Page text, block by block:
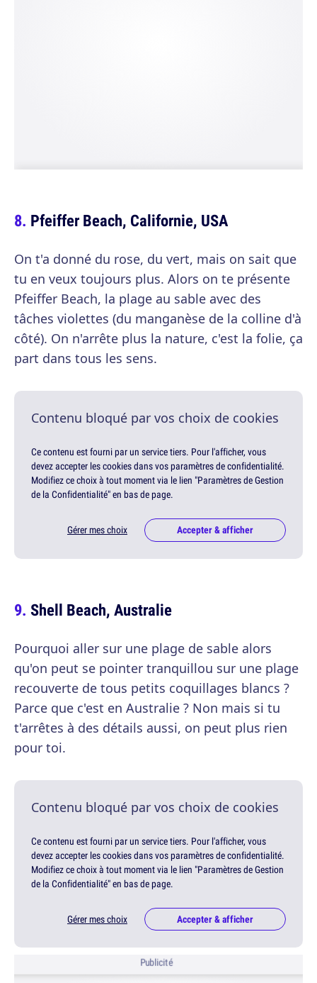
Pfeiffer Beach, Californie, USA
On t'a donné du rose, du vert, mais on sait que
tu en veux toujours plus. Alors on te présente
Pfeiffer Beach, la plage au sable avec des
tâches violettes (du manganèse de la colline d'à
côté). On n'arrête plus la nature, c'est la folie, ça
part dans tous les sens.
Contenu bloqué par vos choix de cookies
Ce contenu est fourni par un service tiers. Pour l'afficher, vous
devez accepter les cookies dans vos paramètres de confidentialité.
Modifiez ce choix à tout moment via le lien "Paramètres de Gestion
de la Confidentialité" en bas de page.
Gérer mes choix Accepter & afficher
Shell Beach, Australie
Pourquoi aller sur une plage de sable alors
qu'on peut se pointer tranquillou sur une plage
recouverte de tous petits coquillages blancs ?
Parce que c'est en Australie ? Non mais si tu
t'arrêtes à des détails aussi, on peut plus rien
pour toi.
Contenu bloqué par vos choix de cookies
Ce contenu est fourni par un service tiers. Pour l'afficher, vous
devez accepter les cookies dans vos paramètres de confidentialité.
Modifiez ce choix à tout moment via le lien "Paramètres de Gestion
de la Confidentialité" en bas de page.
Gérer mes choix Accepter & afficher
Publicité